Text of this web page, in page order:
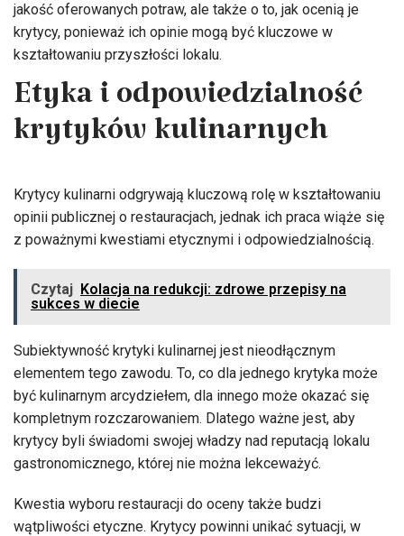
jakość oferowanych potraw, ale także o to, jak ocenią je
krytycy, ponieważ ich opinie mogą być kluczowe w
kształtowaniu przyszłości lokalu.
Etyka i odpowiedzialność
krytyków kulinarnych
Krytycy kulinarni odgrywają kluczową rolę w kształtowaniu
opinii publicznej o restauracjach, jednak ich praca wiąże się
z poważnymi kwestiami etycznymi i odpowiedzialnością.
Czytaj Kolacja na redukcji: zdrowe przepisy na
sukces w diecie
Subiektywność krytyki kulinarnej jest nieodłącznym
elementem tego zawodu. To, co dla jednego krytyka może
być kulinarnym arcydziełem, dla innego może okazać się
kompletnym rozczarowaniem. Dlatego ważne jest, aby
krytycy byli świadomi swojej władzy nad reputacją lokalu
gastronomicznego, której nie można lekceważyć.
Kwestia wyboru restauracji do oceny także budzi
wątpliwości etyczne. Krytycy powinni unikać sytuacji, w